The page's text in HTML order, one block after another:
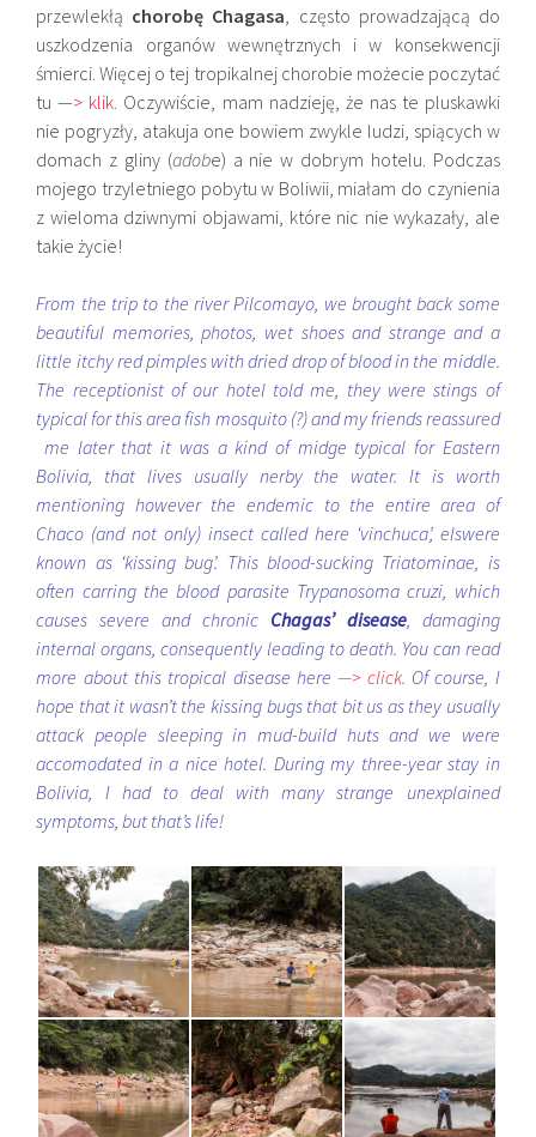
przewlekłą chorobę Chagasa , często prowadzającą do
uszkodzenia organów wewnętrznych i w konsekwencji
śmierci. Więcej o tej tropikalnej chorobie możecie poczytać
tu—> klik. Oczywiście, mam nadzieję, że nas te pluskawki
nie pogryzły, atakuja one bowiem zwykle ludzi, spiących w
domach z gliny (adobe) a nie w dobrym hotelu. Podczas
mojego trzyletniego pobytu w Boliwii, miałam do czynienia
z wieloma dziwnymi objawami, które nic nie wykazały, ale
takie życie!
From the trip to the river Pilcomayo, we brought back some
beautiful memories, photos, wet shoes and strange and a
little itchy red pimples with dried drop of blood in the middle.
The receptionist of our hotel told me, they were stings of
typical for this area fish mosquito (?) and my friends reassured
me later that it was a kind of midge typical for Eastern
Bolivia, that lives usually nerby the water. It is worth
mentioning however the endemic to the entire area of
Chaco (and not only) insect called here ‘vinchuca’, elswere
known as ‘kissing bug’. This blood-sucking Triatominae, is
often carring the blood parasite Trypanosoma cruzi, which
causes severe and chronic Chagas’ disease, damaging
internal organs, consequently leading to death. You can read
more about this tropical disease here —> click. Of course, I
hope that it wasn’t the kissing bugs that bit us as they usually
attack people sleeping in mud-build huts and we were
accomodated in a nice hotel. During my three-year stay in
Bolivia, I had to deal with many strange unexplained
symptoms, but that’s life!